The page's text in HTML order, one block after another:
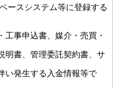
ースシステム等に登録する
事申込書、媒介・売買・
明書、管理委託契約書、サ
い発生する入金情報等で